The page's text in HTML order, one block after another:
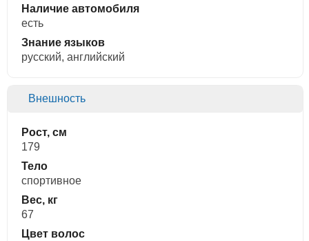
Наличие автомобиля
есть
Знание языков
русский, английский
Внешность
Рост, см
179
Тело
спортивное
Вес, кг
67
Цвет волос